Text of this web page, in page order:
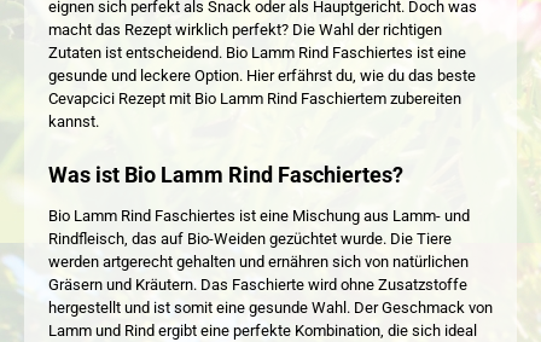
eignen sich perfekt als Snack oder als Hauptgericht. Doch was
macht das Rezept wirklich perfekt? Die Wahl der richtigen
Zutaten ist entscheidend. Bio Lamm Rind Faschiertes ist eine
gesunde und leckere Option. Hier erfährst du, wie du das beste
Cevapcici Rezept mit Bio Lamm Rind Faschiertem zubereiten
kannst.
Was ist Bio Lamm Rind Faschiertes?
Bio Lamm Rind Faschiertes ist eine Mischung aus Lamm- und
Rindfleisch, das auf Bio-Weiden gezüchtet wurde. Die Tiere
werden artgerecht gehalten und ernähren sich von natürlichen
Gräsern und Kräutern. Das Faschierte wird ohne Zusatzstoffe
hergestellt und ist somit eine gesunde Wahl. Der Geschmack von
Lamm und Rind ergibt eine perfekte Kombination, die sich ideal